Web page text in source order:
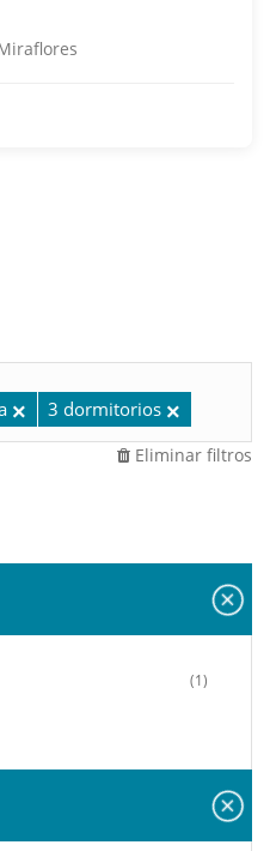
3 dormitorios
Eliminar filtros
(1)